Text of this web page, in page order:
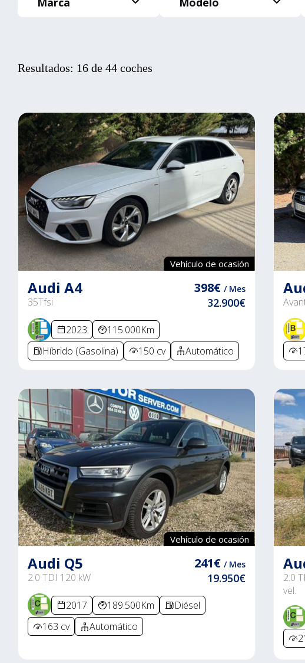
Resultados: 16 de 44 coches
Vehículo de ocasión
Audi A4
35Tfsi
398€ / Mes
32.900€
2023
115.000Km
Híbrido (Gasolina)
150 cv Automático
Vehículo de ocasión
Audi Q5
2.0 TDI 120 kW
241€ / Mes
19.950€
2017 189.500Km
Diésel
163 cv
Automático
2.0
vel.